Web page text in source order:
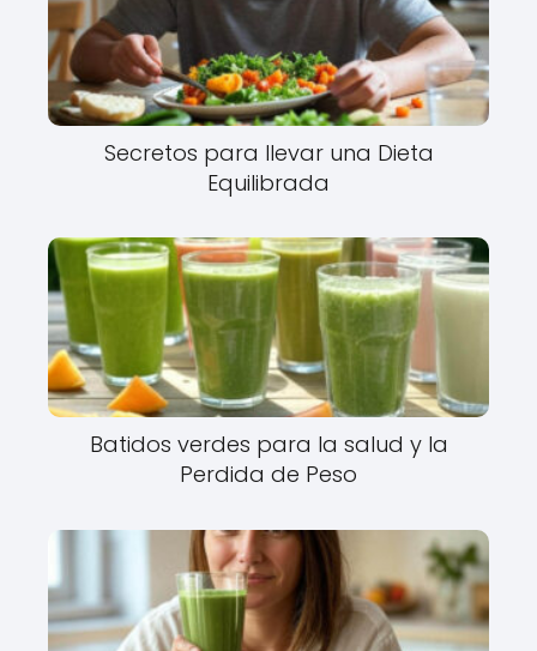
Secretos para llevar una Dieta
Equilibrada
Batidos verdes para la salud y la
Perdida de Peso